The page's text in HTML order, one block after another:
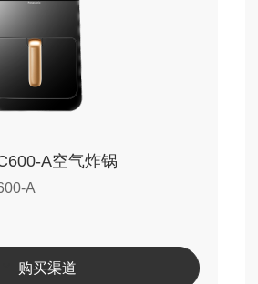
A空气炸锅
A
购买渠道